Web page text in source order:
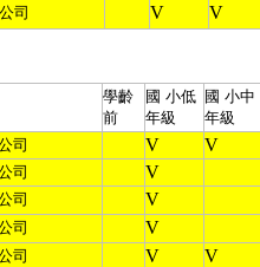
司 V V
學齡
前
國 小低
年級
國 小中
年級
司 V V
司 V
司 V
司 V
司 V V